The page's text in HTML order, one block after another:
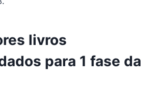
livros
para 1 fase da